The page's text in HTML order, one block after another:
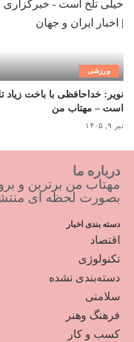
ورزشی
نویر: خداحافظی با باخت زیاد
است – مهتاب من
تیر ۹, ۱۴۰۵
درباره ما
مهتاب من برترین و
بصورت لحظه ای
دسته بندی اخبار
اقتصاد
تکنولوژی
دسته‌بندی نشده
سلامتی
فرهنگ وهنر
کسب و کار